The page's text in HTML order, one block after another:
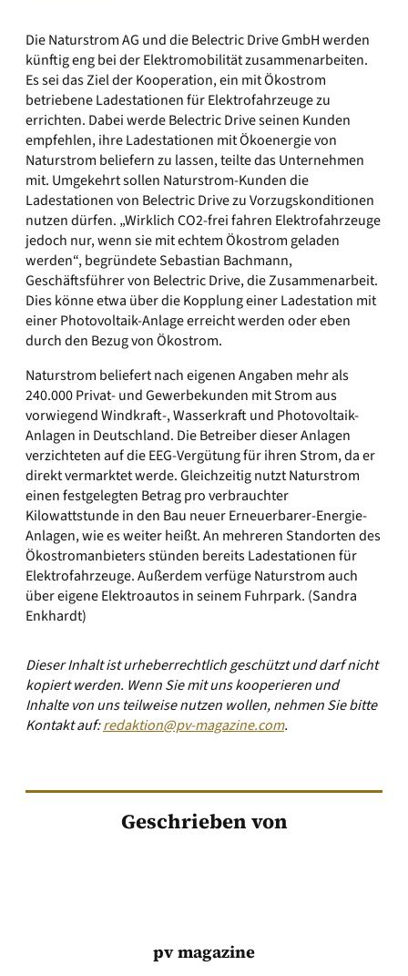
Die Naturstrom AG und die Belectric Drive GmbH werden
künftig eng bei der Elektromobilität zusammenarbeiten.
Es sei das Ziel der Kooperation, ein mit Ökostrom
betriebene Ladestationen für Elektrofahrzeuge zu
errichten. Dabei werde Belectric Drive seinen Kunden
empfehlen, ihre Ladestationen mit Ökoenergie von
Naturstrom beliefern zu lassen, teilte das Unternehmen
mit. Umgekehrt sollen Naturstrom-Kunden die
Ladestationen von Belectric Drive zu Vorzugskonditionen
nutzen dürfen. „Wirklich CO2-frei fahren Elektrofahrzeuge
jedoch nur, wenn sie mit echtem Ökostrom geladen
werden“, begründete Sebastian Bachmann,
Geschäftsführer von Belectric Drive, die Zusammenarbeit.
Dies könne etwa über die Kopplung einer Ladestation mit
einer Photovoltaik-Anlage erreicht werden oder eben
durch den Bezug von Ökostrom.
Naturstrom beliefert nach eigenen Angaben mehr als
240.000 Privat- und Gewerbekunden mit Strom aus
vorwiegend Windkraft-, Wasserkraft und Photovoltaik-
Anlagen in Deutschland. Die Betreiber dieser Anlagen
verzichteten auf die EEG-Vergütung für ihren Strom, da er
direkt vermarktet werde. Gleichzeitig nutzt Naturstrom
einen festgelegten Betrag pro verbrauchter
Kilowattstunde in den Bau neuer Erneuerbarer-Energie-
Anlagen, wie es weiter heißt. An mehreren Standorten des
Ökostromanbieters stünden bereits Ladestationen für
Elektrofahrzeuge. Außerdem verfüge Naturstrom auch
über eigene Elektroautos in seinem Fuhrpark. (Sandra
Enkhardt)
Dieser Inhalt ist urheberrechtlich geschützt und darf nicht
kopiert werden. Wenn Sie mit uns kooperieren und
Inhalte von uns teilweise nutzen wollen, nehmen Sie bitte
Kontakt auf:redaktion@pv-magazine.com.
Geschrieben von
pv magazine